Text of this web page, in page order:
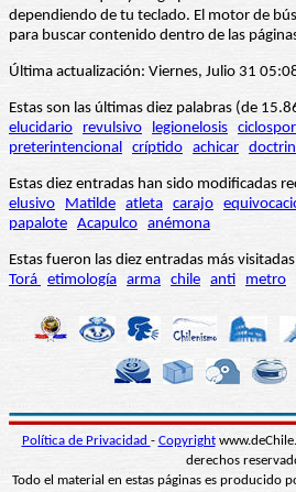
dependiendo de tu teclado. El motor de
para buscar contenido dentro de las
Última actualización: Viernes, Julio 31
Estas son las últimas diez palabras (de
elucidario
revulsivo legionelosis
preterintencional críptido achicar
Estas diez entradas han sido modificadas
elusivo
Matilde atleta carajo
papalote Acapulco anémona
Estas fueron las diez entradas más
Torá etimología arma chile anti metro
Política de Privacidad - Copyright
derechos
Todo el material en estas páginas es producido